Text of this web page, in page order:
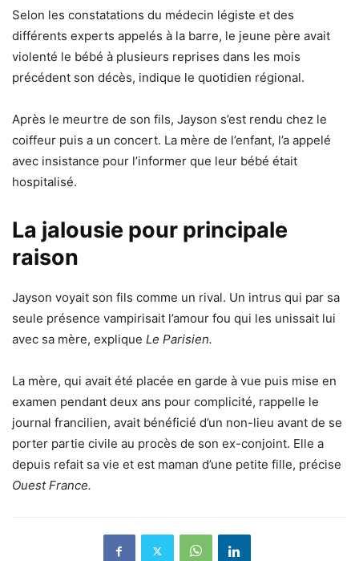
Selon les constatations du médecin légiste et des
différents experts appelés à la barre, le jeune père avait
violenté le bébé à plusieurs reprises dans les mois
précédent son décès, indique le quotidien régional.
Après le meurtre de son fils, Jayson s’est rendu chez le
coiffeur puis a un concert. La mère de l’enfant, l’a appelé
avec insistance pour l’informer que leur bébé était
hospitalisé.
La jalousie pour principale
raison
Jayson voyait son fils comme un rival. Un intrus qui par sa
seule présence vampirisait l’amour fou qui les unissait lui
avec sa mère, explique Le Parisien.
La mère, qui avait été placée en garde à vue puis mise en
examen pendant deux ans pour complicité, rappelle le
journal francilien, avait bénéficié d’un non-lieu avant de se
porter partie civile au procès de son ex-conjoint. Elle a
depuis refait sa vie et est maman d’une petite fille, précise
Ouest France.